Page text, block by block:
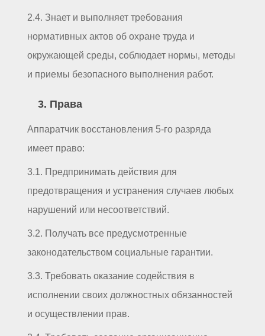
2.4. Знает и выполняет требования
нормативных актов об охране труда и
окружающей среды, соблюдает нормы, методы
и приемы безопасного выполнения работ.
3. Права
Аппаратчик восстановления 5-го разряда
имеет право:
3.1. Предпринимать действия для
предотвращения и устранения случаев любых
нарушений или несоответствий.
3.2. Получать все предусмотренные
законодательством социальные гарантии.
3.3. Требовать оказание содействия в
исполнении своих должностных обязанностей
и осуществлении прав.